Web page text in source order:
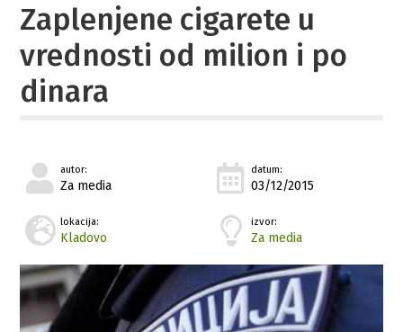
Zaplenjene cigarete u
vrednosti od milion i po
dinara
autor:
Za media
datum:
03/12/2015
lokacija:
Kladovo
izvor:
Za media